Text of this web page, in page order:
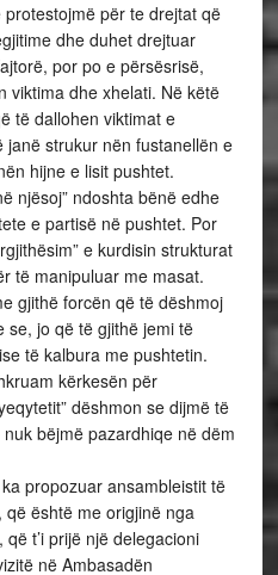
protestojmë për te drejtat që
dhe duhet drejtuar
por po e përsësrisë,
viktima dhe xhelati. Në këtë
të dallohen viktimat e
janë strukur nën fustanellën e
hijne e lisit pushtet.
njësoj” ndoshta bënë edhe
e partisë në pushtet. Por
e kurdisin strukturat
të manipuluar me masat.
gjithë forcën që të dëshmoj
se, jo që të gjithë jemi të
të kalbura me pushtetin.
kërkesën për
dëshmon se dijmë të
bëjmë pazardhiqe në dëm
propozuar ansambleistit të
që është me origjinë nga
t’i prijë një delegacioni
në Ambasadën